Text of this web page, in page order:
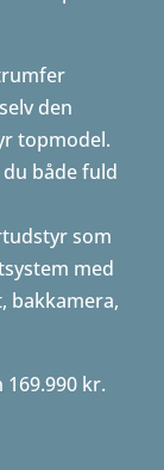
den
topmodel.
både fuld
som
med
bakkamera,
kr.